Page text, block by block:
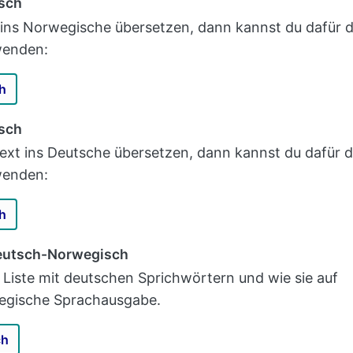
Norwegische übersetzen, dann kannst du dafür
ins Deutsche übersetzen, dann kannst du dafür
Norwegisch
mit deutschen Sprichwörtern und wie sie auf
Sprachausgabe.